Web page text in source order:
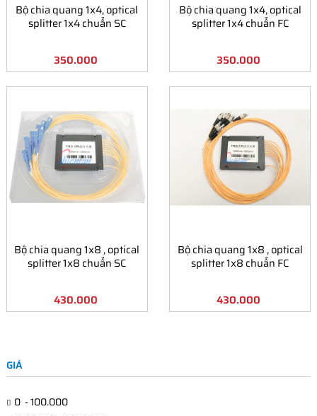
Bộ chia quang 1x4, optical
splitter 1x4 chuẩn SC
350.000
Bộ chia quang 1x4, optical
splitter 1x4 chuẩn FC
350.000
Bộ chia quang 1x8 , optical
splitter 1x8 chuẩn SC
430.000
Bộ chia quang 1x8 , optical
splitter 1x8 chuẩn FC
430.000
GIÁ
0 -100.000